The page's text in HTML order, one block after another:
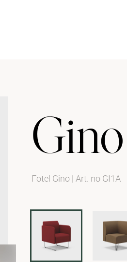
Gino
Fotel Gino | Art. no GI1A